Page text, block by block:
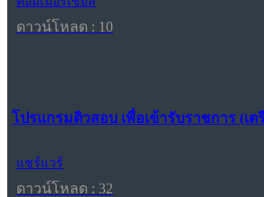
ดาวน์โหลด : 10
โปรแกรมติวสอบ เพื่อเข้ารับราชการ (เ
แชร์แวร์
ดาวน์โหลด : 32